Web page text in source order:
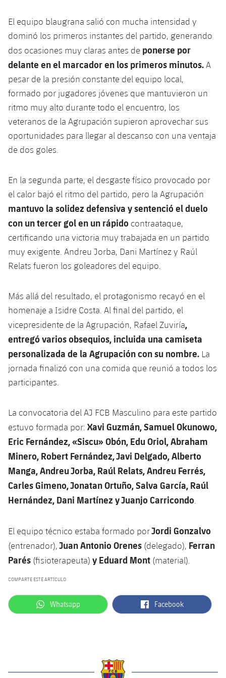
El equipo blaugrana salió con mucha intensidad y
dominó los primeros instantes del partido, generando
dos ocasiones muy claras antes de ponerse por
delante en el marcador en los primeros minutos. A
pesar de la presión constante del equipo local,
formado por jugadores jóvenes que mantuvieron un
ritmo muy alto durante todo el encuentro, los
veteranos de la Agrupación supieron aprovechar sus
oportunidades para llegar al descanso con una ventaja
de dos goles.
En la segunda parte, el desgaste físico provocado por
el calor bajó el ritmo del partido, pero la Agrupación
mantuvo la solidez defensiva y sentenció el duelo
con un tercer gol en un rápido contraataque,
certificando una victoria muy trabajada en un partido
muy exigente. Andreu Jorba, Dani Martínez y Raúl
Relats fueron los goleadores del equipo.
Más allá del resultado, el protagonismo recayó en el
homenaje a Isidre Costa. Al final del partido, el
vicepresidente de la Agrupación, Rafael Zuviría
entregó varios obsequios, incluida una camiseta
personalizada de la Agrupación con su nombre. La
jornada finalizó con una comida que reunió a todos los
participantes.
La convocatoria del AJ FCB Masculino para este partido
estuvo formada por: Xavi Guzmán, Samuel Okunowo,
Eric Fernández, «Siscu» Obón, Edu Oriol, Abraham
Minero, Robert Fernández, Javi Delgado, Alberto
Manga, Andreu Jorba, Raúl Relats, Andreu Ferrés,
Carles Gimeno, Jonatan Ortuño, Salva García, Raúl
Hernández, Dani Martínez y Juanjo Carricondo
El equipo técnico estaba formado porJordi Gonzalvo
(entrenador),Juan Antonio Orenes (delegado), Ferran
Parés (fisioterapeuta) y Eduard Mont (material).
COMPARTE ESTE ARTÍCULO
label.aria.whatsapp
Whatsapp label.aria.facebook
Facebook